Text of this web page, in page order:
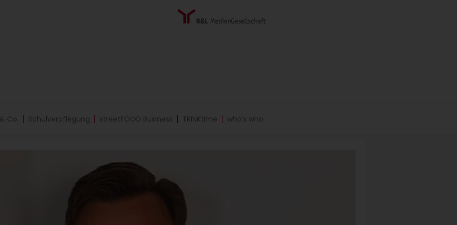
Co. Schulverpflegung streetFOOD Business TRINKtime who’s who